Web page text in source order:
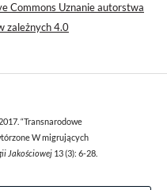
Commons Uznanie autorstwa
zależnych 4.0
“Transnarodowe
W migrujących
Jakościowej 13 (3): 6-28.